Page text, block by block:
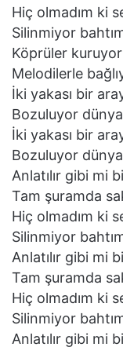
Hiç olmadım ki
Silinmiyor
Köprüler
Melodilerle
İki yakası bir
Bozuluyor
İki yakası bir
Bozuluyor
Anlatılır gibi mi
Tam şuramda
Hiç olmadım ki
Silinmiyor
Anlatılır gibi mi
Tam şuramda
Hiç olmadım ki
Silinmiyor
Anlatılır gibi mi